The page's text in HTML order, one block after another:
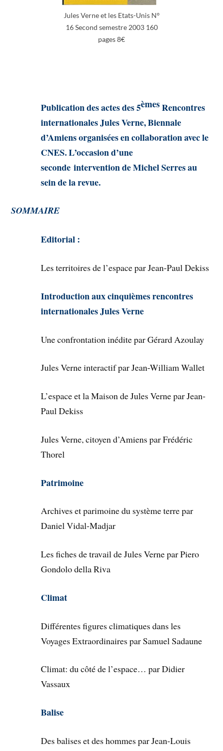
Jules Verne et les Etats-Unis N°
16 Second semestre 2003 160
pages 8€
Publication des actes des 5èmesRencontres
internationales Jules Verne, Biennale
d’Amiens organisées en collaboration avec le
CNES. L’occasion d’une
seconde intervention de Michel Serres au
sein de la revue.
SOMMAIRE
Editorial :
Les territoires de l’espace par Jean-Paul Dekiss
Introduction auxcinquièmes rencontres
internationales Jules Verne
Une confrontation inédite par Gérard Azoulay
Jules Verne interactif par Jean-William Wallet
L’espace et la Maison de Jules Verne par Jean-
Paul Dekiss
Jules Verne, citoyen d’Amiens par Frédéric
Thorel
Patrimoine
Archives et parimoine du système terre par
Daniel Vidal-Madjar
Les fiches de travail de Jules Verne par Piero
Gondolo della Riva
Climat
Différentes figures climatiques dans les
Voyages Extraordinaires par Samuel Sadaune
Climat: du côté de l’espace… par Didier
Vassaux
Balise
Des balises et des hommes par Jean-Louis